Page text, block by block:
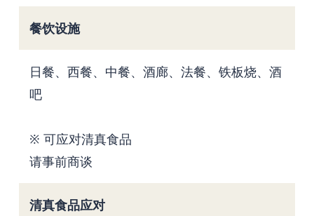
餐饮设施
日餐、西餐、中餐、酒廊、法餐、铁板烧、酒
吧
※ 可应对清真食品
请事前商谈
清真食品应对